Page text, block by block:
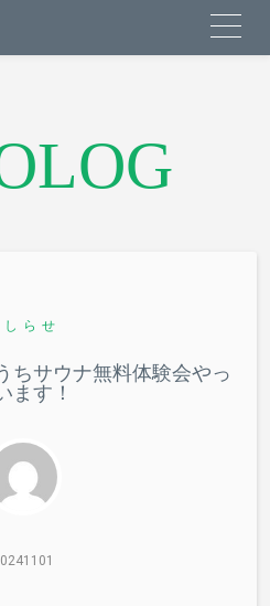
しらせ
ちサウナ無料体験会やっ
ます！